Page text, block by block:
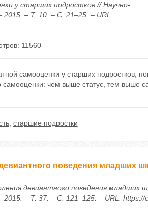
у старших подростков // Научно-
– Т. 10. – С. 21–25. – URL:
11560
самооценки у старших подростков;
самооценки: чем выше статус, тем выше
, старшие подростки
поведения младших
девиантного поведения младших
– Т. 37. – С. 121–125. – URL: https://